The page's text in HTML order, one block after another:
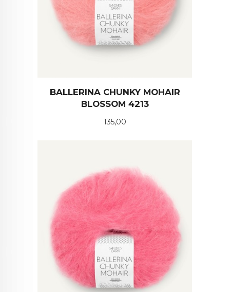
BALLERINA CHUNKY MOHAIR
BLOSSOM 4213
Pris
135,00